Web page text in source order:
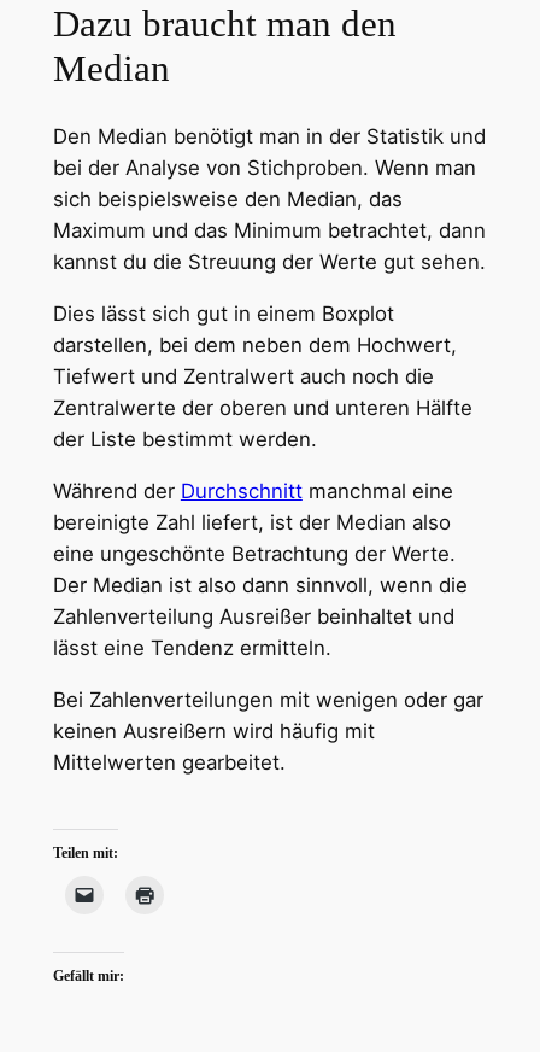
Dazu braucht man den
Median
Den Median benötigt man in der Statistik und
bei der Analyse von Stichproben. Wenn man
sich beispielsweise den Median, das
Maximum und das Minimum betrachtet, dann
kannst du die Streuung der Werte gut sehen.
Dies lässt sich gut in einem Boxplot
darstellen, bei dem neben dem Hochwert,
Tiefwert und Zentralwert auch noch die
Zentralwerte der oberen und unteren Hälfte
der Liste bestimmt werden.
Während der Durchschnittmanchmal eine
bereinigte Zahl liefert, ist der Median also
eine ungeschönte Betrachtung der Werte.
Der Median ist also dann sinnvoll, wenn die
Zahlenverteilung Ausreißer beinhaltet und
lässt eine Tendenz ermitteln.
Bei Zahlenverteilungen mit wenigen oder gar
keinen Ausreißern wird häufig mit
Mittelwerten gearbeitet.
Teilen mit:
Gefällt mir: